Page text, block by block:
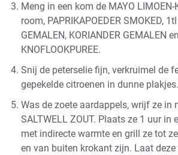
Meng in een kom de MAYO LIMOEN-
room, PAPRIKAPOEDER SMOKED, 1tl
GEMALEN, KORIANDER GEMALEN en
KNOFLOOKPUREE.
Snij de peterselie fijn, verkruimel de
gepekelde citroenen in dunne plakjes.
Was de zoete aardappels, wrijf ze in
SALTWELL ZOUT. Plaats ze 1 uur in
met indirecte warmte en grill ze tot
en van buiten krokant zijn. Laat